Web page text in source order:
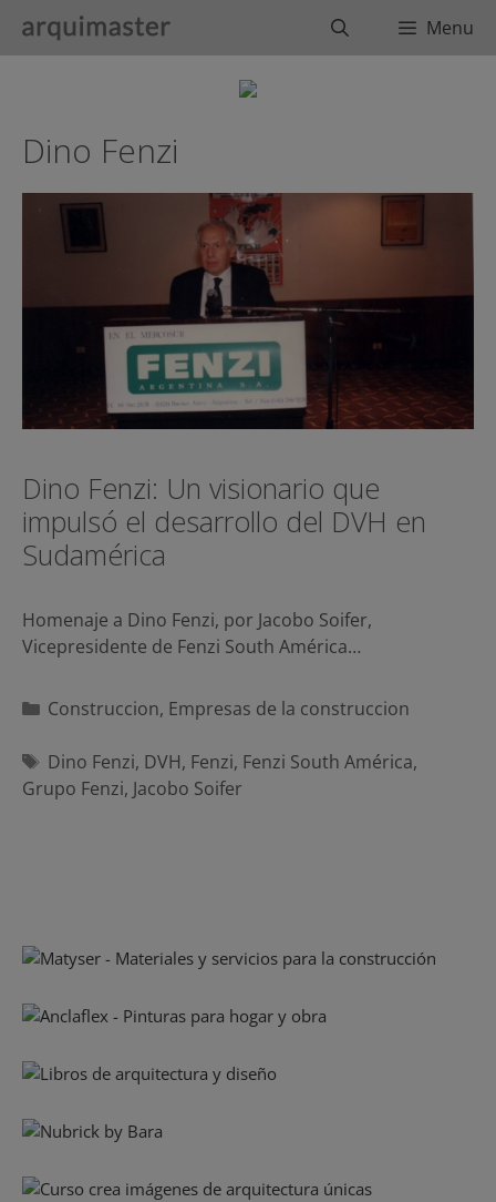
BuscarMenu
Dino Fenzi
Dino Fenzi: Un visionario que
impulsó el desarrollo del DVH en
Sudamérica
Homenaje a Dino Fenzi, por Jacobo Soifer,
Vicepresidente de Fenzi South América…
Categorías
Construccion, Empresas de la construccion
Etiquetas
Dino Fenzi, DVH, Fenzi, Fenzi South América,
Grupo Fenzi, Jacobo Soifer